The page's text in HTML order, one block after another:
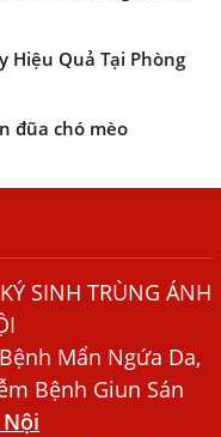
Quả Tại Phòng
chó mèo
chó mèo
Đay Do Nhiễm Sán
Ánh Nga Đề Tài
Nào? Chi Phí Bao
SINH TRÙNG ÁNH
Mẩn Ngứa Da,
Bệnh Giun Sán
Nội